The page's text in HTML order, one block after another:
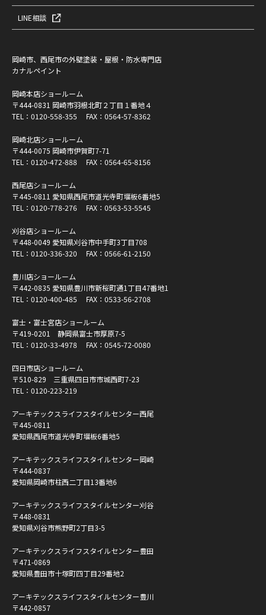
LINE相談
岡崎市、西尾市の外壁塗装・屋根・防水専門店
カナルペイント
岡崎本店ショールーム
〒444-0831 岡崎市羽根北町２丁目１番地４
TEL： 0120-558-355 FAX：0564-57-8362
岡崎北店ショールーム
〒444-0075 岡崎市伊賀町7-71
TEL： 0120-472-888 FAX：0564-65-8156
西尾店ショールーム
〒445-0811 愛知県西尾市道光寺町堰板6番地5
TEL： 0120-778-276 FAX：0563-53-5545
刈谷店ショールーム
〒448-0049 愛知県刈谷市中手町3丁目708
TEL： 0120-336-320 FAX：0566-61-2150
豊川店ショールーム
〒442-0835 愛知県豊川市新桜町通1丁目47番地1
TEL： 0120-400-485 FAX：0533-56-2708
富士・富士宮店ショールーム
〒419-0201 静岡県富士市厚原7-5
TEL： 0120-33-4978 FAX：0545-72-0080
四日市店ショールーム
〒510-829 三重県四日市市城西町7-23
TEL： 0120-223-219
アーキテックスライフスタイルセンター西尾
〒445-0811
愛知県西尾市道光寺町堰板6番地5
アーキテックスライフスタイルセンター岡崎
〒444-0837
愛知県岡崎市柱西二丁目13番地6
アーキテックスライフスタイルセンター刈谷
〒448-0831
愛知県刈谷市熊野町2丁目3-5
アーキテックスライフスタイルセンター豊田
〒471-0869
愛知県豊田市十塚町四丁目29番地2
アーキテックスライフスタイルセンター豊川
〒442-0857